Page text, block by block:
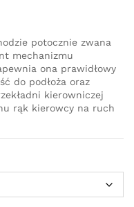
potocznie zwana
mechanizmu
ona prawidłowy
do podłoża oraz
kierowniczej
rąk kierowcy na ruch